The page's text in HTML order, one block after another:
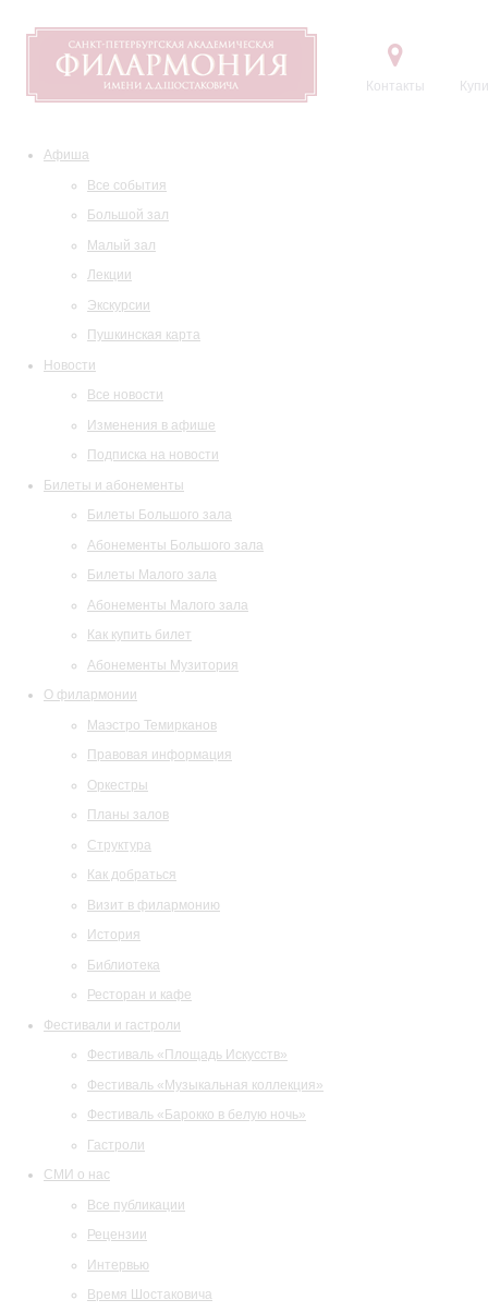
Контакты
Афиша
Все события
Большой зал
Малый зал
Лекции
Экскурсии
Пушкинская карта
Новости
Все новости
Изменения в афише
Подписка на новости
Билеты и абонементы
Билеты Большого зала
Абонементы Большого зала
Билеты Малого зала
Абонементы Малого зала
Как купить билет
Абонементы Музитория
О филармонии
Маэстро Темирканов
Правовая информация
Оркестры
Планы залов
Структура
Как добраться
Визит в филармонию
История
Библиотека
Ресторан и кафе
Фестивали и гастроли
Фестиваль «Площадь Искусств»
Фестиваль «Музыкальная коллекция»
Фестиваль «Барокко в белую ночь»
Гастроли
СМИ о нас
Все публикации
Рецензии
Интервью
Время Шостаковича